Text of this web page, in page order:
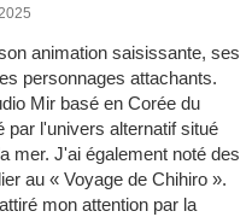
animation saisissante, ses
personnages attachants.
Mir basé en Corée du
par l'univers alternatif situé
mer. J'ai également noté des
au « Voyage de Chihiro ».
mon attention par la